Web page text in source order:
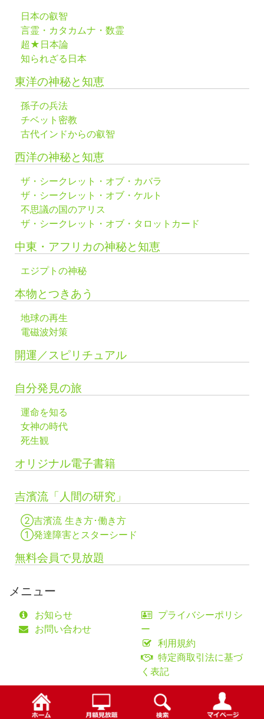
日本の叡智
言霊・カタカムナ・数霊
超★日本論
知られざる日本
東洋の神秘と知恵
孫子の兵法
チベット密教
古代インドからの叡智
西洋の神秘と知恵
ザ・シークレット・オブ・カバラ
ザ・シークレット・オブ・ケルト
不思議の国のアリス
ザ・シークレット・オブ・タロットカード
中東・アフリカの神秘と知恵
エジプトの神秘
本物とつきあう
地球の再生
電磁波対策
開運／スピリチュアル
自分発見の旅
運命を知る
女神の時代
死生観
オリジナル電子書籍
吉濱流「人間の研究」
②吉濱流 生き方･働き方
①発達障害とスターシード
無料会員で見放題
メニュー
お知らせ
お問い合わせ
プライバシーポリシ
ー
利用規約
特定商取引法に基づ
く表記
©fifty-one collaborations Co.,Ltd.